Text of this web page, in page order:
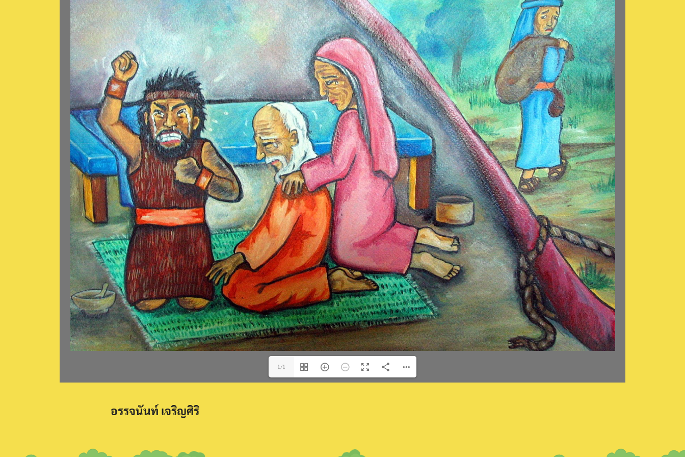
Search
for:
1/1
อรรจนันท์ เจริญศิริ